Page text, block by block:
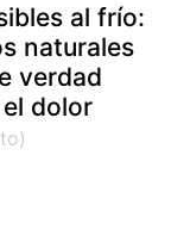
al frío:
naturales
verdad
dolor